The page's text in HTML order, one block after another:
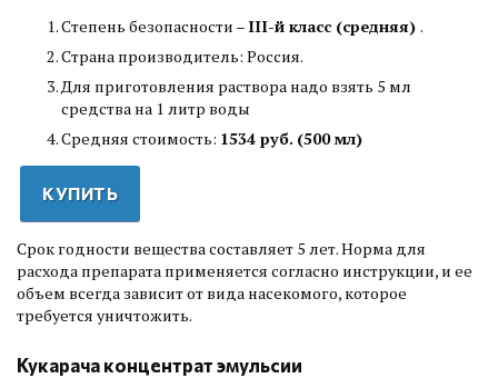
Степень безопасности –III-й класс (средняя) .
Страна производитель: Россия.
Для приготовления раствора надо взять 5 мл
средства на 1 литр воды
Средняя стоимость: 1534 руб. (500 мл)
КУПИТЬ
Срок годности вещества составляет 5 лет. Норма для
расхода препарата применяется согласно инструкции, и ее
объем всегда зависит от вида насекомого, которое
требуется уничтожить.
Кукарача концентрат эмульсии